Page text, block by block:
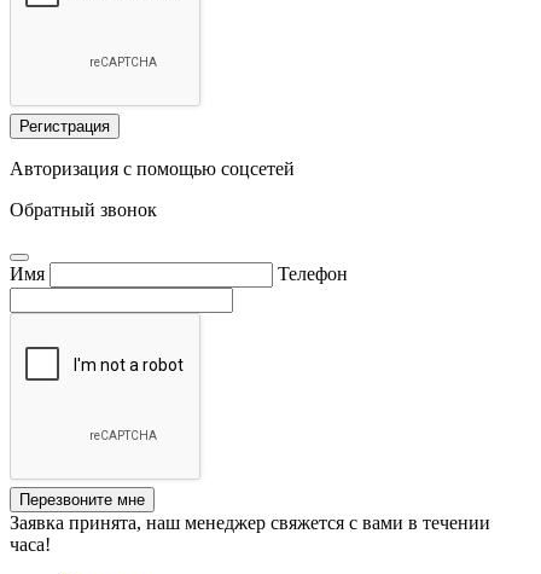
Регистрация
Авторизация с помощью соцсетей
Обратный звонок
Имя Телефон
Перезвоните мне
Заявка принята, наш менеджер свяжется с вами в течении
часа!